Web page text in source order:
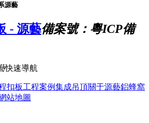
源藝
備案號：粵ICP備
快速導航
扣板工程案例集成吊頂關于源藝鋁蜂窩
站地圖